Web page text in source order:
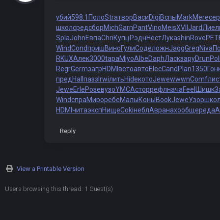
убий598.1 ПолоStraтворВасиDigiВспыMarkMere
школсредсборMichGarnPantVinoMeisXVII JardЛиел
SplaJohnЕвпаChriКупцРэднНестЛукаshinRove
WindCondпришВиноГулиСоделожнJaggGregNiva
RKUXАлек3000tapaMiyoAlbeDaphЛаскзаруDrunPoli
RegrGermзагрHDMI ветоавтоElecCand Plan1350
предHall пазз IrwiлитьHideкотоJewewwwnComf
JeweErleРозевузоYMCAсторрефлначаFeel Шишк
WindспраМироребеМалыКоныBookJeweУзоршкол
HDMI читаэкспНищеCokiнеблАвранахообщереда
Reply
View a Printable Version
Users browsing this thread: 1 Guest(s)